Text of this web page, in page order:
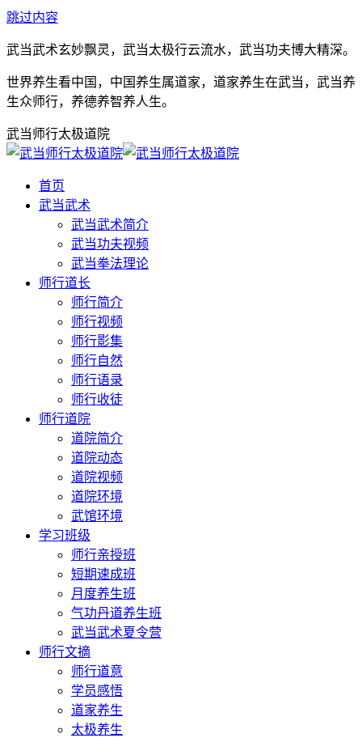
跳过内容
武当武术玄妙飘灵，武当太极行云流水，武当功夫博大精深。
世界养生看中国，中国养生属道家，道家养生在武当，武当养
生众师行，养德养智养人生。
武当师行太极道院
首页
武当武术
武当武术简介
武当功夫视频
武当拳法理论
师行道长
师行简介
师行视频
师行影集
师行自然
师行语录
师行收徒
师行道院
道院简介
道院动态
道院视频
道院环境
武馆环境
学习班级
师行亲授班
短期速成班
月度养生班
气功丹道养生班
武当武术夏令营
师行文摘
师行道意
学员感悟
道家养生
太极养生